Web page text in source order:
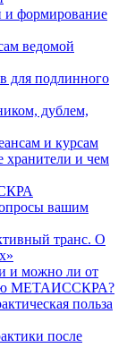
и формирование
ведомой
для подлинного
дублем,
и курсам
хранители и чем
вашим
транс. О
и можно ли от
МЕТАИССКРА?
польза
после